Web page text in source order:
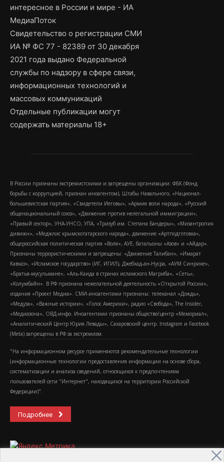
интересное в России и мире - ИА
МедиаПоток
Свидетельство о регистрации СМИ
ИА № ФС 77 - 82389 от 30 декабря
2021 года выдано Федеральной
службы по надзору в сфере связи,
информационных технологий и
массовых коммуникаций
Отдельные публикации могут
содержать материалы 18+
В России признаны экстремистскими и запрещены организации: ФБК (Фонд
борьбы с коррупцией, признан иноагентом), Штабы Навального, «Национал-
большевистская партия», «Свидетели Иеговы», «Армия воли народа», «Русский
общенациональный союз», «Движение против нелегальной иммиграции»,
«Правый сектор», УНА-УНСО, УПА, «Тризуб им. Степана Бандеры», «Мизантропик
дивижн», «Меджлис крымскотатарского народа», движение «Артподготовка»,
общероссийская политическая партия «Воля», АУЕ, батальоны «Азов» и «Айдар».
Признаны террористическими и запрещены: «Движение Талибан», «Имарат
Кавказ», «Исламское государство» (ИГ, ИГИЛ), Джебхад-ан-Нусра, «АУМ Синрике»,
«Братья-мусульмане», «Аль-Каида в странах исламского Магриба», «Сеть»,
«Колумбайн». В РФ признана нежелательной деятельность «Открытой России»,
издания «Проект Медиа». СМИ-иноагентами признаны: телеканал «Дождь»,
«Медуза», «Важные истории», «Голос Америки», радио «Свобода», The Insider,
«Медиазона», ОВД-инфо. Иноагентами признаны общество/центр «Мемориал»,
«Аналитический Центр Юрия Левады», Сахаровский центр. Instagram и Facebook
(Metа) запрещены в РФ за экстремизм.
"На информационном ресурсе применяются рекомендательные технологии
(информационные технологии предоставления информации на основе сбора,
систематизации и анализа сведений, относящихся к предпочтениям
пользователей сети "Интернет", находящихся на территории Российской
Федерации)".
Подробнее